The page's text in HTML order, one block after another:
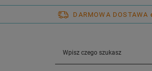
DARMOWA DOSTAWA